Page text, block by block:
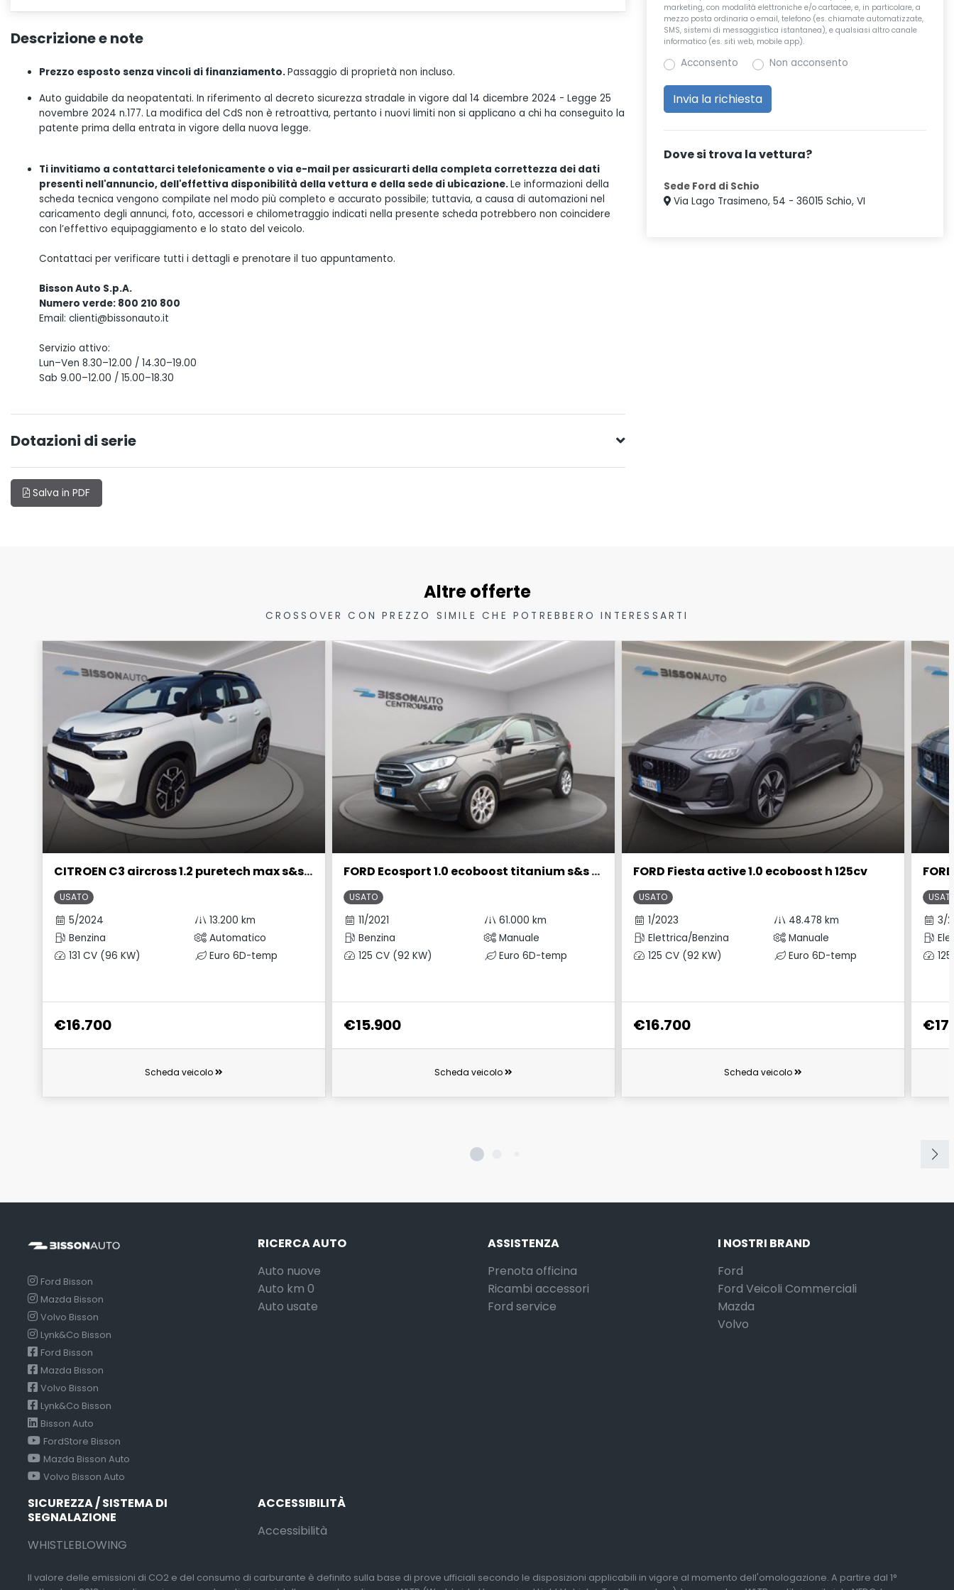
Descrizione e note
Prezzo esposto senza vincoli di finanziamento.Passaggio di proprietà non incluso.
Auto guidabile da neopatentati. In riferimento al decreto sicurezza stradale in vigore dal 14 dicembre 2024 - Legge 25
novembre 2024 n.177. La modifica del CdS non è retroattiva, pertanto i nuovi limiti non si applicano a chi ha conseguito la
patente prima della entrata in vigore della nuova legge.
Ti invitiamo a contattarci telefonicamente o via e-mail per assicurarti della completa correttezza dei dati
presenti nell'annuncio, dell'effettiva disponibilità della vettura e della sede di ubicazione.Le informazioni della
scheda tecnica vengono compilate nel modo più completo e accurato possibile; tuttavia, a causa di automazioni nel
caricamento degli annunci, foto, accessori e chilometraggio indicati nella presente scheda potrebbero non coincidere
con l’effettivo equipaggiamento e lo stato del veicolo.
Contattaci per verificare tutti i dettagli e prenotare il tuo appuntamento.
Bisson Auto S.p.A.
Numero verde: 800 210 800
Email: clienti@bissonauto.it
Servizio attivo:
Lun–Ven 8.30–12.00 / 14.30–19.00
Sab 9.00–12.00 / 15.00–18.30
Dotazioni di serie
Salva in PDF
marketing, con modalità elettroniche e/o cartacee, e, in particolare, a
mezzo posta ordinaria o email, telefono (es. chiamate automatizzate,
SMS, sistemi di messaggistica istantanea), e qualsiasi altro canale
informatico (es. siti web, mobile app).
Acconsento Non acconsento
Dove si trova la vettura?
Sede Ford di Schio
Via Lago Trasimeno, 54 - 36015 Schio, VI
Altre offerte
CROSSOVER CON PREZZO SIMILE CHE POTREBBERO INTERESSARTI
CITROEN C3 aircross 1.2 puretech max s&s 130cv eat6
USATO
5/2024
13.200 km
Benzina
Automatico
131 CV (96 KW)
Euro 6D-temp
€16.700
Scheda veicolo
FORD Ecosport 1.0 ecoboost titanium s&s 125cv my20.25
USATO
11/2021
61.000 km
Benzina
Manuale
125 CV (92 KW)
Euro 6D-temp
€15.900
Scheda veicolo
FORD Fiesta active 1.0 ecoboost h 125cv
USATO
1/2023
48.478 km
Elettrica/Benzina
Manuale
125 CV (92 KW)
Euro 6D-temp
€16.700
Scheda veicolo
3/
Ford Bisson
Mazda Bisson
Volvo Bisson
Lynk&Co Bisson
Ford Bisson
Mazda Bisson
Volvo Bisson
Lynk&Co Bisson
Bisson Auto
FordStore Bisson
Mazda Bisson Auto
Volvo Bisson Auto
RICERCA AUTO
Auto nuove
Auto km 0
Auto usate
ASSISTENZA
Prenota officina
Ricambi accessori
Ford service
I NOSTRI BRAND
Ford
Ford Veicoli Commerciali
Mazda
Volvo
SICUREZZA / SISTEMA DI
SEGNALAZIONE
WHISTLEBLOWING
ACCESSIBILITÀ
Accessibilità
Il valore delle emissioni di CO2 e del consumo di carburante è definito sulla base di prove ufficiali secondo le disposizioni applicabili in vigore al momento dell'omologazione. A partire dal 1°